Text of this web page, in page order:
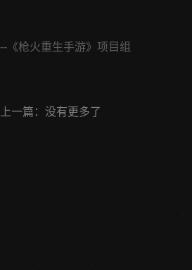
--《枪火重生手游》项目组
上一篇：没有更多了